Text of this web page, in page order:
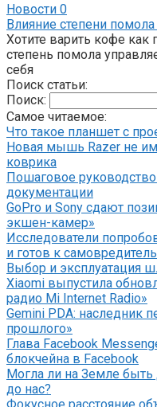
Новости 0
Влияние степени
Хотите варить кофе как
степень помола
себя
Поиск статьи:
Поиск:
Самое читаемое:
Что такое планшет с
Новая мышь Razer не
коврика
Пошаговое
документации
GoPro и Sony сдают
экшен-камер»
Исследователи
и готов к
Выбор и эксплуатация
Xiaomi выпустила
радио Mi Internet Radio»
Gemini PDA: наследник
прошлого»
Глава Facebook
блокчейна в Facebook
Могла ли на Земле быть
до нас?